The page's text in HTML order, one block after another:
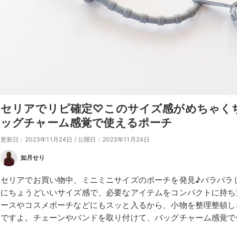
セリアでリピ確定♡このサイズ感がめちゃ
ッグチャーム感覚で使えるポーチ
更新日：2023年11月24日 / 公開日：2023年11月24日
如月せり
セリアでお買い物中、ミニミニサイズのポーチを発見♪バラバラ
にちょうどいいサイズ感で、必要なアイテムをコンパクトに持
ースやコスメポーチなどにもスッと入るから、小物を整理整頓
ですよ。チェーンやバンドを取り付けて、バッグチャーム感覚